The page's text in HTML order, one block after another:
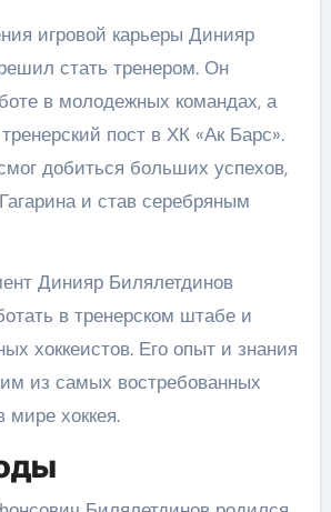
игровой карьеры Динияр
стать тренером. Он
в молодежных командах, а
пост в ХК «Ак Барс».
добиться больших успехов,
и став серебряным
Динияр Билялетдинов
в тренерском штабе и
хоккеистов. Его опыт и знания
из самых востребованных
мире хоккея.